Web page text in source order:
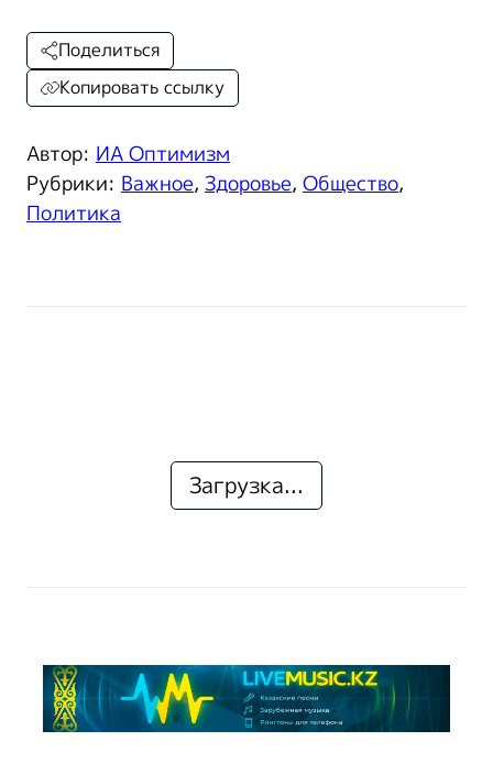
Автор: ИА Оптимизм
Рубрики: Важное, Здоровье, Общество,
Политика
Поделиться
Копировать ссылку
Загрузка...